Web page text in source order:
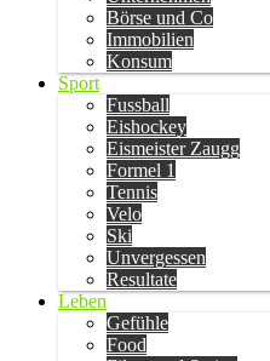
Börse und Co
Immobilien
Konsum
Sport
Fussball
Eishockey
Eismeister Zaugg
Formel 1
Tennis
Velo
Ski
Unvergessen
Resultate
Leben
Gefühle
Food